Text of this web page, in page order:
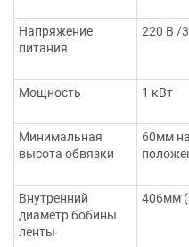
Напряжение
питания
220 В /
Мощность 1 кВт
Минимальная
высота обвязки
60мм
Внутренний
диаметр бобины
ленты
406мм